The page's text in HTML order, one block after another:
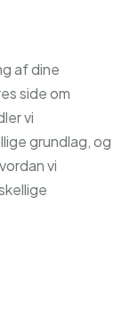
af dine
side om
vi
grundlag, og
vi